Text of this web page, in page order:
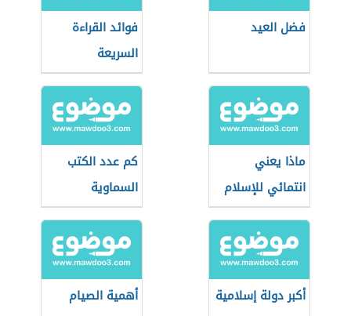
فضل العيد
فوائد القراءة
السريعة
ماذا يعني
انتمائي للإسلام
كم عدد الكتب
السماوية
أكبر دولة إسلامية أهمية الصيام